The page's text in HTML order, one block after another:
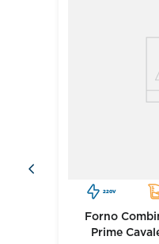
Altura: 51cm | Largura:
220V
Forno
Prime